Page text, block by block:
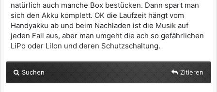
natürlich auch manche Box bestücken. Dann spart man
sich den Akku komplett. OK die Laufzeit hängt vom
Handyakku ab und beim Nachladen ist die Musik auf
jeden Fall aus, aber man umgeht die ach so gefährlichen
LiPo oder LiIon und deren Schutzschaltung.
Suchen Zitieren